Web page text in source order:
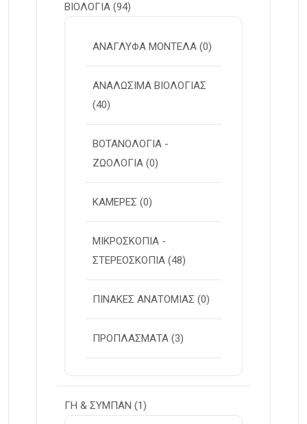
ΒΙΟΛΟΓΙΑ (94)
ΑΝΑΓΛΥΦΑ ΜΟΝΤΕΛΑ (0)
ΑΝΑΛΩΣΙΜΑ ΒΙΟΛΟΓΙΑΣ
(40)
ΒΟΤΑΝΟΛΟΓΙΑ -
ΖΩΟΛΟΓΙΑ (0)
ΚΑΜΕΡΕΣ (0)
ΜΙΚΡΟΣΚΟΠΙΑ -
ΣΤΕΡΕOΣΚΟΠΙΑ (48)
ΠΙΝΑΚΕΣ ΑΝΑΤΟΜΙΑΣ (0)
ΠΡΟΠΛΑΣΜΑΤΑ (3)
ΓΗ & ΣΥΜΠΑΝ (1)